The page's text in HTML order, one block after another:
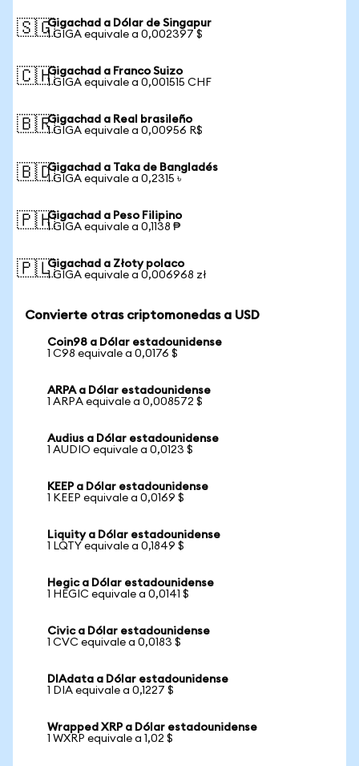
🇸🇬Gigachad a Dólar de Singapur
1 GIGA equivale a 0,002397 $
🇨🇭Gigachad a Franco Suizo
1 GIGA equivale a 0,001515 CHF
🇧🇷Gigachad a Real brasileño
1 GIGA equivale a 0,00956 R$
🇧🇩Gigachad a Taka de Bangladés
1 GIGA equivale a 0,2315 ৳
🇵🇭Gigachad a Peso Filipino
1 GIGA equivale a 0,1138 ₱
🇵🇱Gigachad a Złoty polaco
1 GIGA equivale a 0,006968 zł
Convierte otras criptomonedas a USD
Coin98 a Dólar estadounidense
1 C98 equivale a 0,0176 $
ARPA a Dólar estadounidense
1 ARPA equivale a 0,008572 $
Audius a Dólar estadounidense
1 AUDIO equivale a 0,0123 $
KEEP a Dólar estadounidense
1 KEEP equivale a 0,0169 $
Liquity a Dólar estadounidense
1 LQTY equivale a 0,1849 $
Hegic a Dólar estadounidense
1 HEGIC equivale a 0,0141 $
Civic a Dólar estadounidense
1 CVC equivale a 0,0183 $
DIAdata a Dólar estadounidense
1 DIA equivale a 0,1227 $
Wrapped XRP a Dólar estadounidense
1 WXRP equivale a 1,02 $